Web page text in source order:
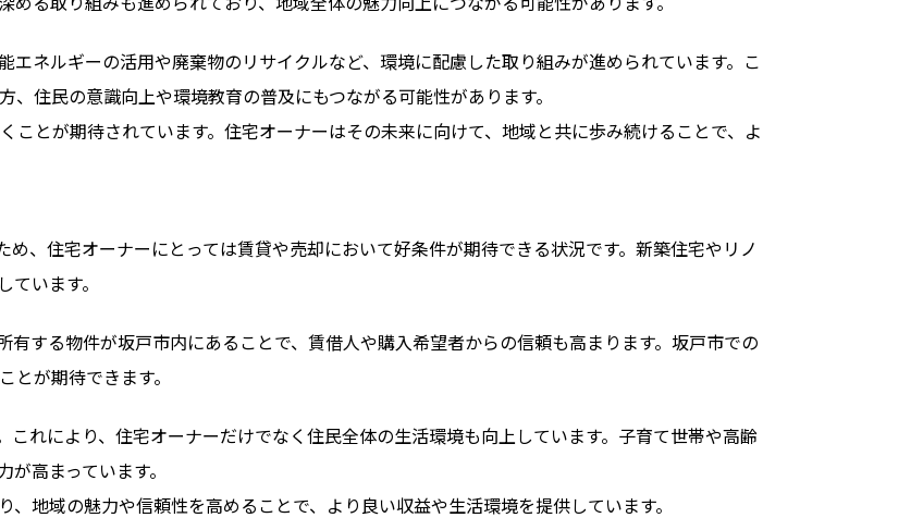
ネルギーの活用や廃棄物のリサイクルなど、環境に配慮した取り組みが進められています。こ
住民の意識向上や環境教育の普及にもつながる可能性があります。
とが期待されています。住宅オーナーはその未来に向けて、地域と共に歩み続けることで、よ
、住宅オーナーにとっては賃貸や売却において好条件が期待できる状況です。新築住宅やリノ
います。
する物件が坂戸市内にあることで、賃借人や購入希望者からの信頼も高まります。坂戸市での
が期待できます。
れにより、住宅オーナーだけでなく住民全体の生活環境も向上しています。子育て世帯や高齢
高まっています。
地域の魅力や信頼性を高めることで、より良い収益や生活環境を提供しています。